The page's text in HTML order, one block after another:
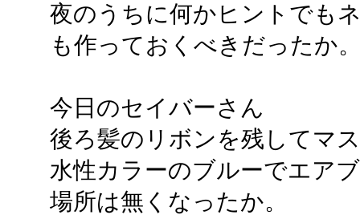
夜のうちに何かヒントでも
も作っておくべきだったか
今日のセイバーさん
後ろ髪のリボンを残してマ
水性カラーのブルーでエア
場所は無くなったか。